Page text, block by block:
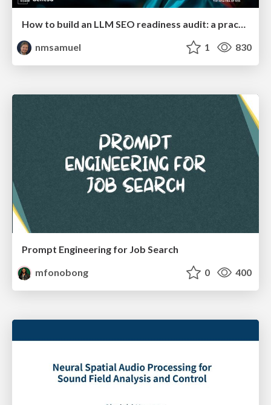
How to build an LLM SEO readiness audit: a practical framework
nmsamuel
1 830
Prompt Engineering for Job Search
mfonobong
0 400